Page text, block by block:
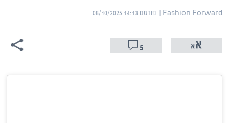
Fashion Forward | ‏ פורסם ‎08/10/2025 14:13
5